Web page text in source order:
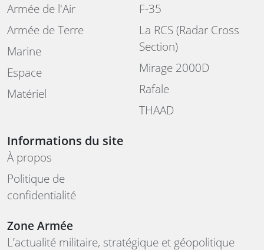
Armée de l'Air
Armée de Terre
Marine
Espace
Matériel
F-35
La RCS (Radar Cross
Section)
Mirage 2000D
Rafale
THAAD
Informations du site
À propos
Politique de
confidentialité
Zone Armée
L’actualité militaire, stratégique et géopolitique